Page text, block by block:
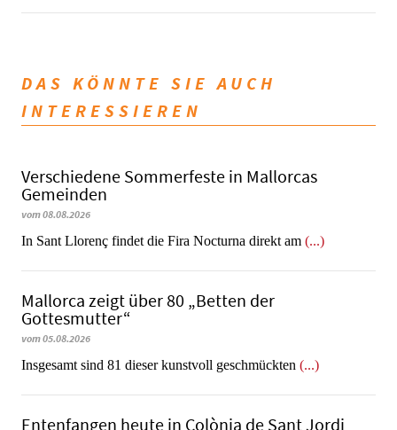
DAS KÖNNTE SIE AUCH
INTERESSIEREN
Verschiedene Sommerfeste in Mallorcas
Gemeinden
vom 08.08.2026
In Sant Llorenç findet die Fira Nocturna direkt am (...)
Mallorca zeigt über 80 „Betten der
Gottesmutter“
vom 05.08.2026
Insgesamt sind 81 dieser kunstvoll geschmückten (...)
Entenfangen heute in Colònia de Sant Jordi